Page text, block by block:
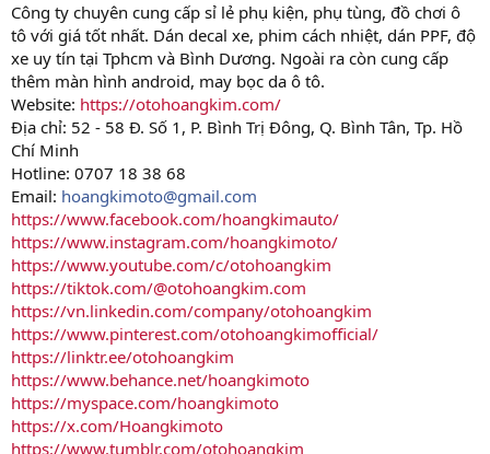
Công ty chuyên cung cấp sỉ lẻ phụ kiện, phụ tùng, đồ chơi ô
tô với giá tốt nhất. Dán decal xe, phim cách nhiệt, dán PPF, độ
xe uy tín tại Tphcm và Bình Dương. Ngoài ra còn cung cấp
thêm màn hình android, may bọc da ô tô.
Website: https://otohoangkim.com/
Địa chỉ: 52 - 58 Đ. Số 1, P. Bình Trị Đông, Q. Bình Tân, Tp. Hồ
Chí Minh
Hotline: 0707 18 38 68
Email: hoangkimoto@gmail.com
https://www.facebook.com/hoangkimauto/
https://www.instagram.com/hoangkimoto/
https://www.youtube.com/c/otohoangkim
https://tiktok.com/@otohoangkim.com
https://vn.linkedin.com/company/otohoangkim
https://www.pinterest.com/otohoangkimofficial/
https://linktr.ee/otohoangkim
https://www.behance.net/hoangkimoto
https://myspace.com/hoangkimoto
https://x.com/Hoangkimoto
https://www.tumblr.com/otohoangkim